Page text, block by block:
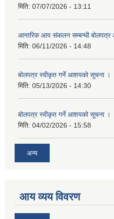
मिति: 07/07/2026 - 13:11
आन्तरिक आय संकलन सम्बन्धी बोलपत्र
मिति: 06/11/2026 - 14:48
बोलपत्र स्वीकृत गर्ने आशयको सूचना ।
मिति: 05/13/2026 - 14:30
बोलपत्र स्वीकृत गर्ने आशयको सूचना ।
मिति: 04/02/2026 - 15:58
अन्य
आय व्यय विवरण